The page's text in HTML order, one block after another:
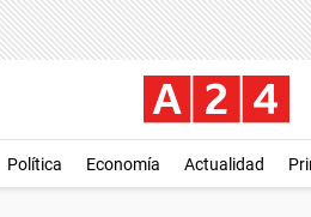
Política Economía Actualidad